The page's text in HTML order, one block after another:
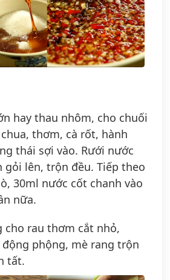
hay thau nhôm, cho chuối
thơm, cà rốt, hành
thái sợi vào. Rưới nước
gỏi lên, trộn đều. Tiếp theo
30ml nước cốt chanh vào
nữa.
cho rau thơm cắt nhỏ,
phộng, mè rang trộn
tất.